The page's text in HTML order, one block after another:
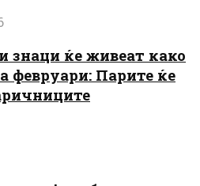
знаци ќе живеат како
февруари: Парите ќе